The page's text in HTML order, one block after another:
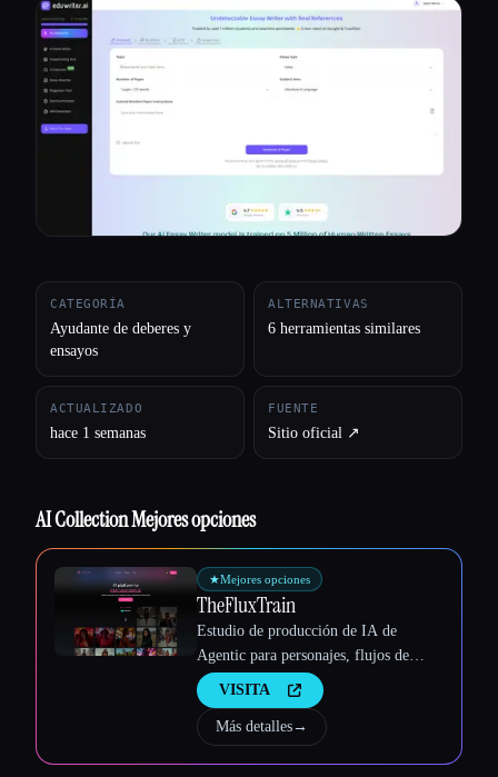
Comparar herramientas
Todas las categorías
Acerca de
Esc
CATEGORÍA
Ayudante de deberes y
ensayos
ALTERNATIVAS
6 herramientas similares
ACTUALIZADO
hace 1 semanas
FUENTE
Sitio oficial ↗︎
AI Collection Mejores opciones
★Mejores opciones
TheFluxTrain
Estudio de producción de IA de
Agentic para personajes, flujos de
trabajo y vídeos coherentes
VISITA
Más detalles→